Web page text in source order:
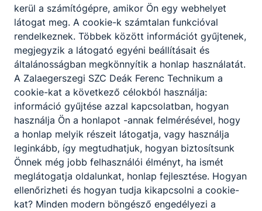
ügyintézési
napok
2026.
júl. 6.
Igazgatóság
Partnereink
kerül a számítógépre, amikor Ön egy webhelyet
látogat meg. A cookie-k számtalan funkcióval
rendelkeznek. Többek között információt gyűjtenek,
megjegyzik a látogató egyéni beállításait és
általánosságban megkönnyítik a honlap használatát.
A Zalaegerszegi SZC Deák Ferenc Technikum a
cookie-kat a következő célokból használja:
információ gyűjtése azzal kapcsolatban, hogyan
használja Ön a honlapot -annak felmérésével, hogy
a honlap melyik részeit látogatja, vagy használja
leginkább, így megtudhatjuk, hogyan biztosítsunk
Önnek még jobb felhasználói élményt, ha ismét
meglátogatja oldalunkat, honlap fejlesztése. Hogyan
ellenőrizheti és hogyan tudja kikapcsolni a cookie-
kat? Minden modern böngésző engedélyezi a